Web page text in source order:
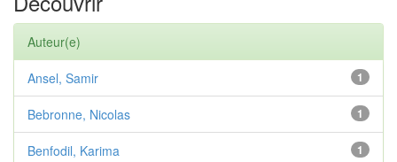
Auteur(e)
1
Ansel, Samir
1
Bebronne, Nicolas
1
Benfodil, Karima